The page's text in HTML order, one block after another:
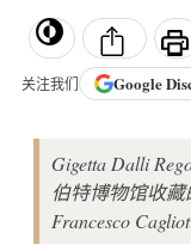
关注我们 Google
Gigetta Dalli
伯特博物馆收
Francesco